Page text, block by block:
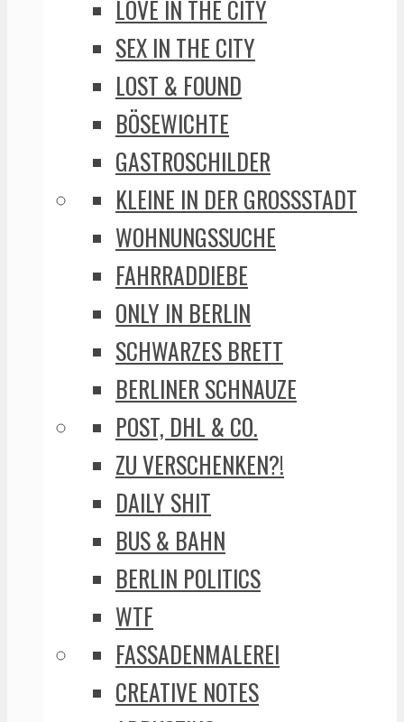
LOVE IN THE CITY
SEX IN THE CITY
LOST & FOUND
BÖSEWICHTE
GASTROSCHILDER
KLEINE IN DER GROSSSTADT
WOHNUNGSSUCHE
FAHRRADDIEBE
ONLY IN BERLIN
SCHWARZES BRETT
BERLINER SCHNAUZE
POST, DHL & CO.
ZU VERSCHENKEN?!
DAILY SHIT
BUS & BAHN
BERLIN POLITICS
WTF
FASSADENMALEREI
CREATIVE NOTES